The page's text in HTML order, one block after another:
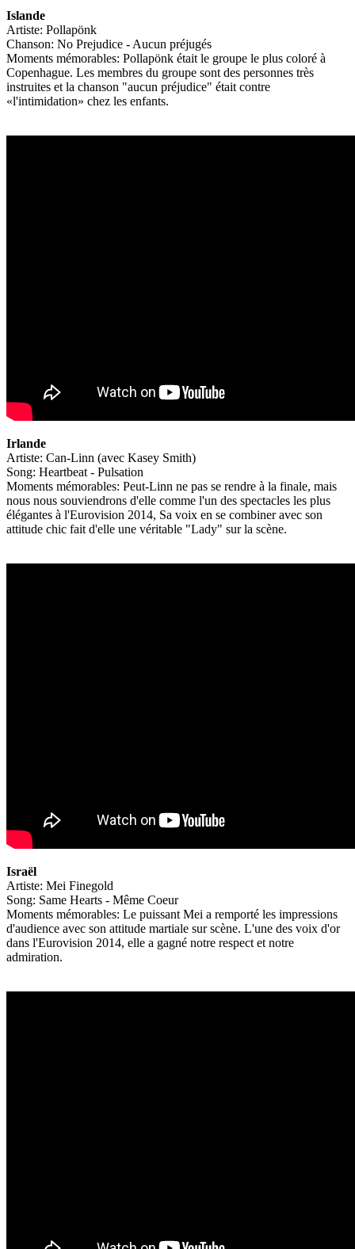
Islande
Artiste: Pollapönk
Chanson: No Prejudice - Aucun préjugés
Moments mémorables: Pollapönk était le groupe le plus coloré à
Copenhague. Les membres du groupe sont des personnes très
instruites et la chanson "aucun préjudice" était contre
«l'intimidation» chez les enfants.
Irlande
Artiste: Can-Linn (avec Kasey Smith)
Song: Heartbeat - Pulsation
Moments mémorables: Peut-Linn ne pas se rendre à la finale, mais
nous nous souviendrons d'elle comme l'un des spectacles les plus
élégantes à l'Eurovision 2014, Sa voix en se combiner avec son
attitude chic fait d'elle une véritable "Lady" sur la scène.
Israël
Artiste: Mei Finegold
Song: Same Hearts - Même Coeur
Moments mémorables: Le puissant Mei a remporté les impressions
d'audience avec son attitude martiale sur scène. L'une des voix d'or
dans l'Eurovision 2014, elle a gagné notre respect et notre
admiration.